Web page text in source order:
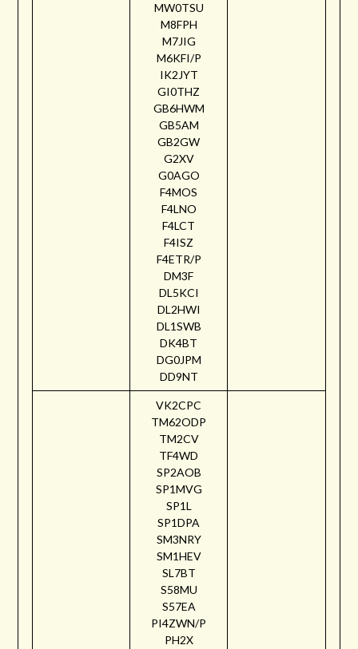
MW0TSU
M8FPH
M7JIG
M6KFI/P
IK2JYT
GI0THZ
GB6HWM
GB5AM
GB2GW
G2XV
G0AGO
F4MOS
F4LNO
F4LCT
F4ISZ
F4ETR/P
DM3F
DL5KCI
DL2HWI
DL1SWB
DK4BT
DG0JPM
DD9NT
VK2CPC
TM62ODP
TM2CV
TF4WD
SP2AOB
SP1MVG
SP1L
SP1DPA
SM3NRY
SM1HEV
SL7BT
S58MU
S57EA
PI4ZWN/P
PH2X